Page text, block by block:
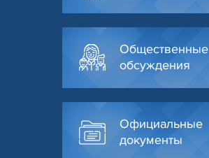
Общественные
обсуждения
Официальные
документы